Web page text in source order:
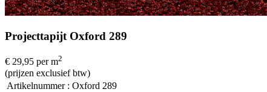
Projecttapijt Oxford 289
€ 29,95 per m2
(prijzen exclusief btw)
Artikelnummer : Oxford 289